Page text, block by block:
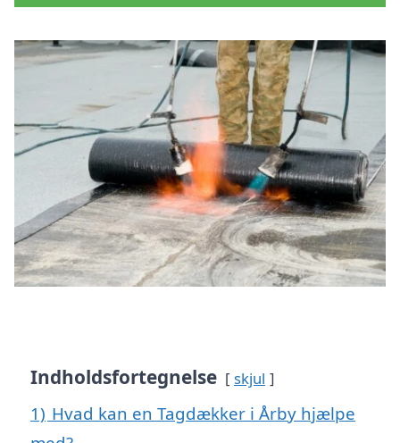
Indholdsfortegnelse skjul
1) Hvad kan en Tagdækker i Årby hjælpe